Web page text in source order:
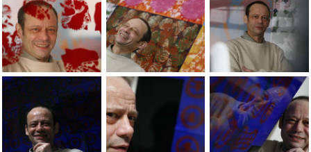
Portrait ÃÂ l'atelier, 2008. Photo Yves Petit.
Portrait ÃÂ l'atelier, 2008. Photo Yves
Portrait ÃÂ